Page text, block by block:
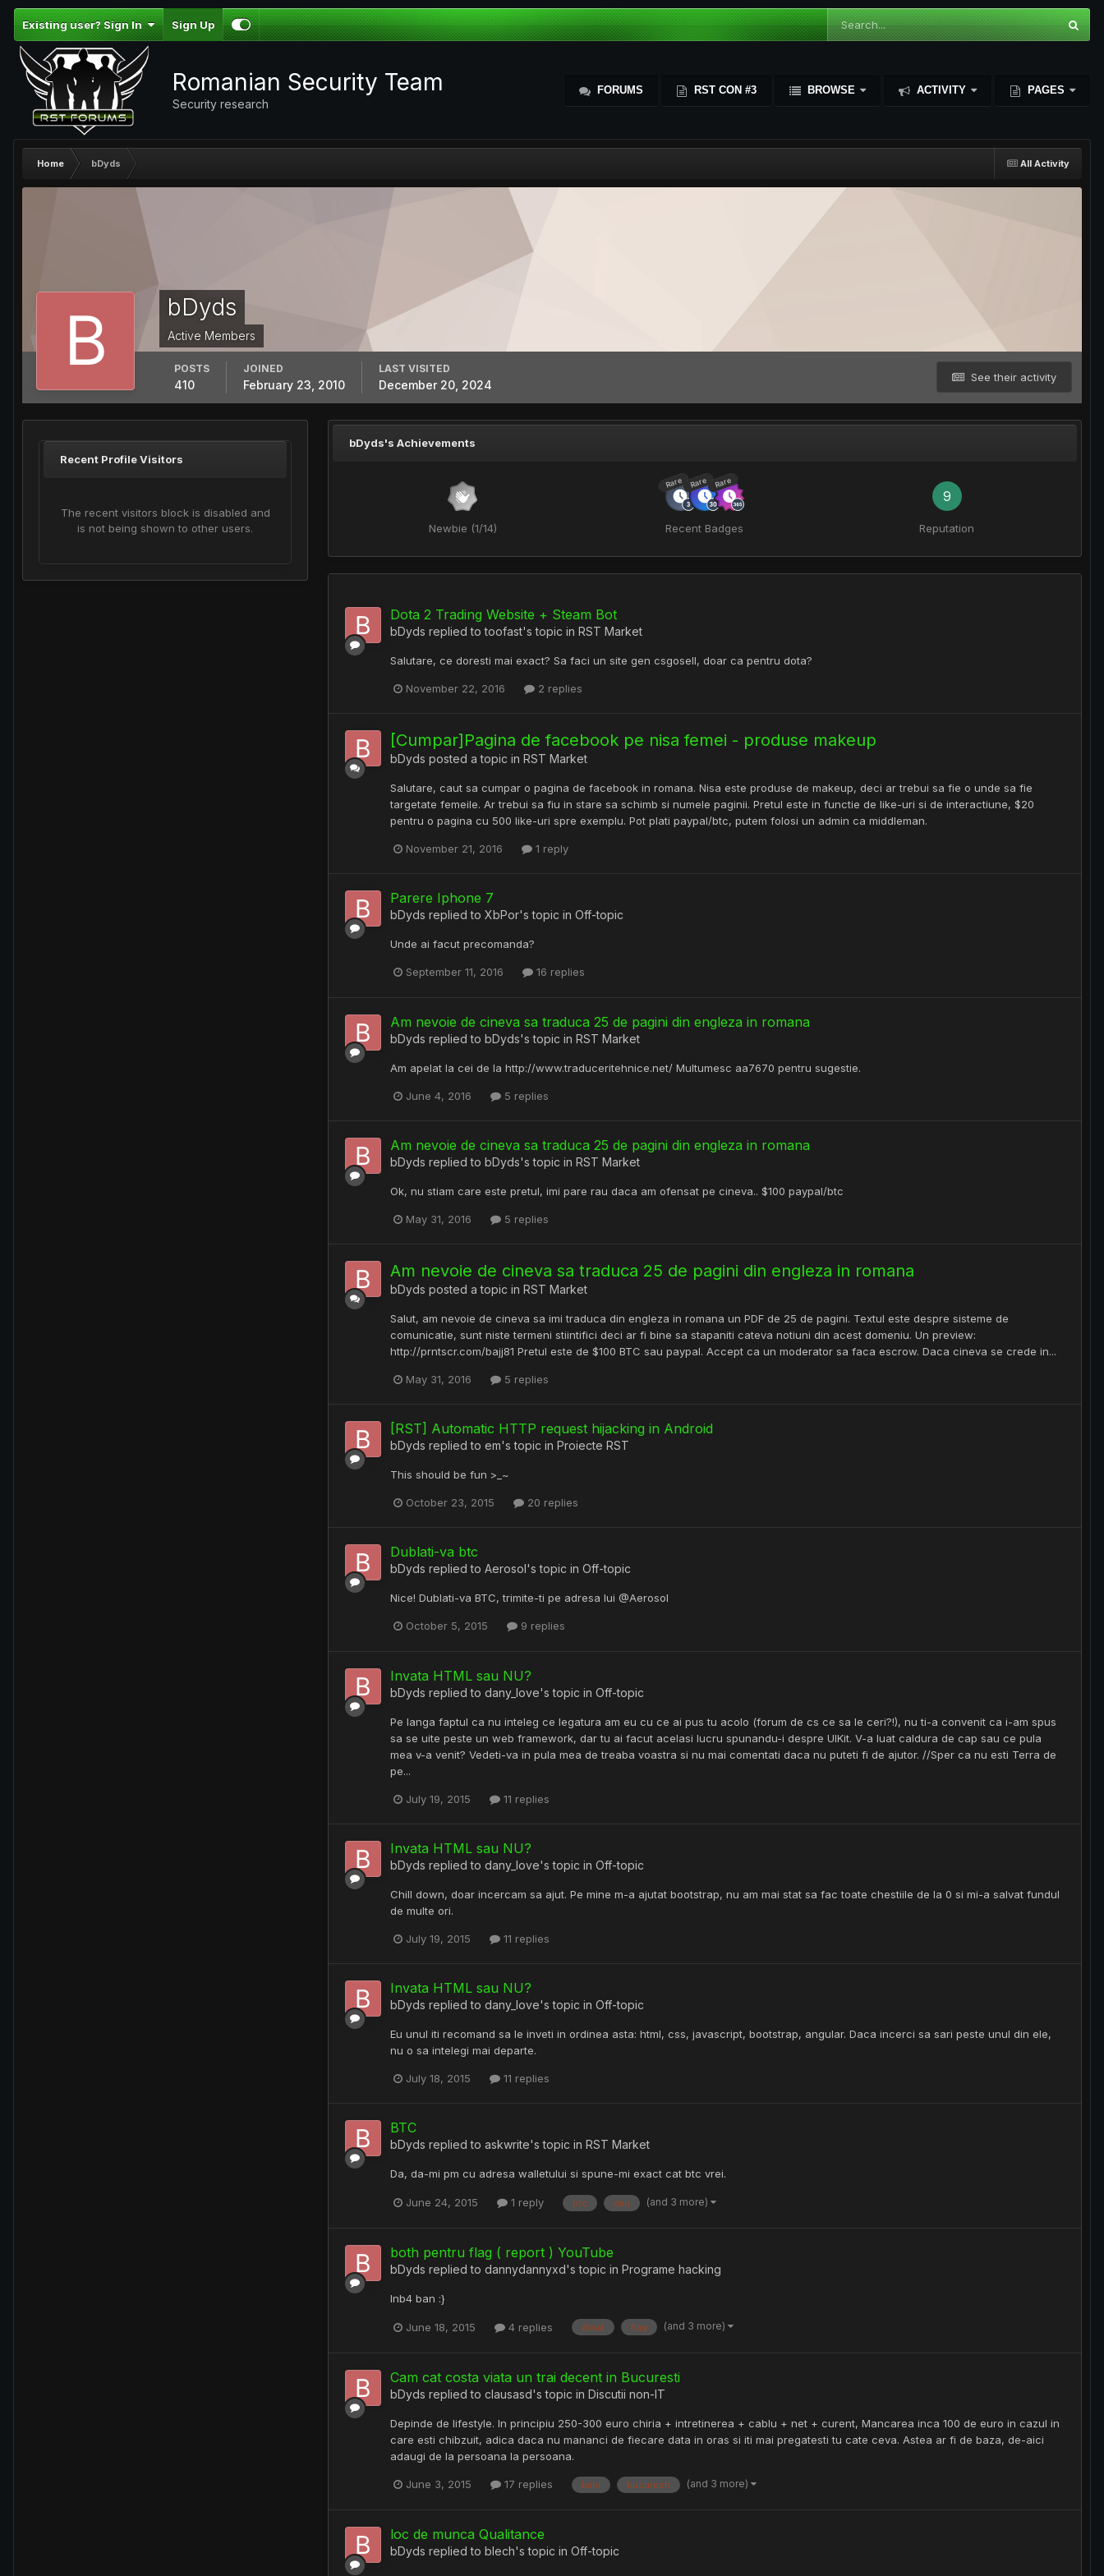
Existing user? Sign In Sign Up
Romanian Security Team
Security research
FORUMS RST CON #3 BROWSE ACTIVITY PAGES
All Activity
Home bDyds
bDyds
Active Members
See their activity
POSTS
410
JOINED
February 23, 2010
LAST VISITED
December 20, 2024
Recent Profile Visitors
The recent visitors block is disabled and
is not being shown to other users.
bDyds's Achievements
Newbie (1/14)
Rare Rare Rare
Recent Badges
9
Reputation
Dota 2 Trading Website + Steam Bot
bDyds replied totoofast's topic in RST Market
Salutare, ce doresti mai exact? Sa faci un site gen csgosell, doar ca pentru dota?
November 22, 2016 2 replies
[Cumpar]Pagina de facebook pe nisa femei - produse makeup
bDyds posted a topic in RST Market
Salutare, caut sa cumpar o pagina de facebook in romana. Nisa este produse de makeup, deci ar trebui sa fie o unde sa fie
targetate femeile. Ar trebui sa fiu in stare sa schimb si numele paginii. Pretul este in functie de like-uri si de interactiune, $20
pentru o pagina cu 500 like-uri spre exemplu. Pot plati paypal/btc, putem folosi un admin ca middleman.
November 21, 2016 1 reply
Parere Iphone 7
bDyds replied to XbPor's topic in Off-topic
Unde ai facut precomanda?
September 11, 2016 16 replies
Am nevoie de cineva sa traduca 25 de pagini din engleza in romana
bDyds replied to bDyds's topic in RST Market
Am apelat la cei de la http://www.traduceritehnice.net/ Multumesc aa7670 pentru sugestie.
June 4, 2016 5 replies
Am nevoie de cineva sa traduca 25 de pagini din engleza in romana
bDyds replied to bDyds's topic in RST Market
Ok, nu stiam care este pretul, imi pare rau daca am ofensat pe cineva.. $100 paypal/btc
May 31, 2016 5 replies
Am nevoie de cineva sa traduca 25 de pagini din engleza in romana
bDyds posted a topic in RST Market
Salut, am nevoie de cineva sa imi traduca din engleza in romana un PDF de 25 de pagini. Textul este despre sisteme de
comunicatie, sunt niste termeni stiintifici deci ar fi bine sa stapaniti cateva notiuni din acest domeniu. Un preview:
http://prntscr.com/bajj81 Pretul este de $100 BTC sau paypal. Accept ca un moderator sa faca escrow. Daca cineva se crede in...
May 31, 2016 5 replies
[RST] Automatic HTTP request hijacking in Android
bDyds replied to em's topic in Proiecte RST
This should be fun >_~
October 23, 2015 20 replies
Dublati-va btc
bDyds replied to AerosoI's topic in Off-topic
Nice! Dublati-va BTC, trimite-ti pe adresa lui @AerosoI
October 5, 2015 9 replies
Invata HTML sau NU?
bDyds replied to dany_love's topic in Off-topic
Pe langa faptul ca nu inteleg ce legatura am eu cu ce ai pus tu acolo (forum de cs ce sa le ceri?!), nu ti-a convenit ca i-am spus
sa se uite peste un web framework, dar tu ai facut acelasi lucru spunandu-i despre UIKit. V-a luat caldura de cap sau ce pula
mea v-a venit? Vedeti-va in pula mea de treaba voastra si nu mai comentati daca nu puteti fi de ajutor. //Sper ca nu esti Terra de
pe...
July 19, 2015 11 replies
Invata HTML sau NU?
bDyds replied to dany_love's topic in Off-topic
Chill down, doar incercam sa ajut. Pe mine m-a ajutat bootstrap, nu am mai stat sa fac toate chestiile de la 0 si mi-a salvat fundul
de multe ori.
July 19, 2015 11 replies
Invata HTML sau NU?
bDyds replied to dany_love's topic in Off-topic
Eu unul iti recomand sa le inveti in ordinea asta: html, css, javascript, bootstrap, angular. Daca incerci sa sari peste unul din ele,
nu o sa intelegi mai departe.
July 18, 2015 11 replies
BTC
bDyds replied to askwrite's topic in RST Market
Da, da-mi pm cu adresa walletului si spune-mi exact cat btc vrei.
June 24, 2015 1 reply btc dau (and 3 more)
both pentru flag ( report ) YouTube
bDyds replied to dannydannyxd's topic in Programe hacking
Inb4 ban :}
June 18, 2015 4 replies douá flag (and 3 more)
Cam cat costa viata un trai decent in Bucuresti
bDyds replied to clausasd's topic in Discutii non-IT
Depinde de lifestyle. In principiu 250-300 euro chiria + intretinerea + cablu + net + curent, Mancarea inca 100 de euro in cazul in
care esti chibzuit, adica daca nu mananci de fiecare data in oras si iti mai pregatesti tu cate ceva. Astea ar fi de baza, de-aici
adaugi de la persoana la persoana.
June 3, 2015 17 replies bani bucuresti (and 3 more)
loc de munca Qualitance
bDyds replied to blech's topic in Off-topic